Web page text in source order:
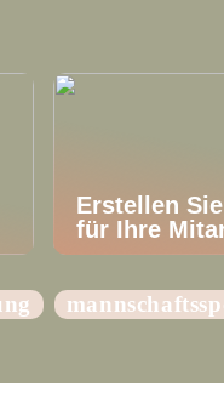
Erstellen
für Ihre